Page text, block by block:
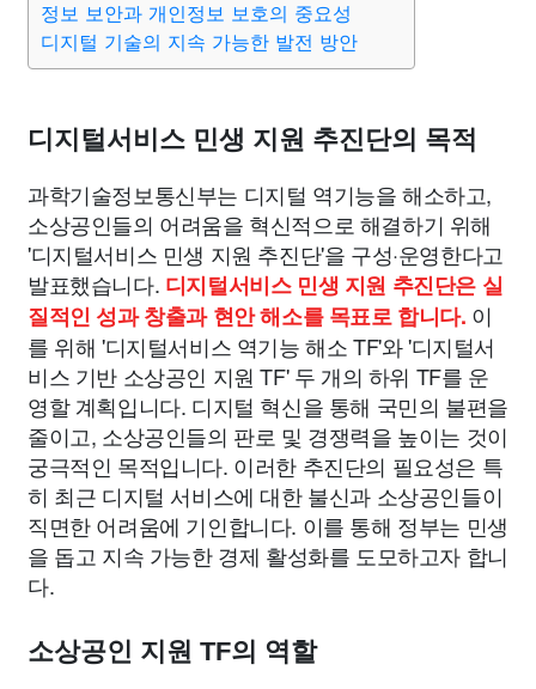
의료 의학 경제 마케팅 부동산
정보 보안과 개인정보 보호의 중요성
디지털 기술의 지속 가능한 발전 방안
디지털서비스 민생 지원 추진단의 목적
과학기술정보통신부는 디지털 역기능을 해소하고,
소상공인들의 어려움을 혁신적으로 해결하기 위해
'디지털서비스 민생 지원 추진단'을 구성·운영한다고
발표했습니다. 디지털서비스 민생 지원 추진단은 실
질적인 성과 창출과 현안 해소를 목표로 합니다. 이
를 위해 '디지털서비스 역기능 해소 TF'와 '디지털서
비스 기반 소상공인 지원 TF' 두 개의 하위 TF를 운
영할 계획입니다. 디지털 혁신을 통해 국민의 불편을
줄이고, 소상공인들의 판로 및 경쟁력을 높이는 것이
궁극적인 목적입니다. 이러한 추진단의 필요성은 특
히 최근 디지털 서비스에 대한 불신과 소상공인들이
직면한 어려움에 기인합니다. 이를 통해 정부는 민생
을 돕고 지속 가능한 경제 활성화를 도모하고자 합니
다.
소상공인 지원 TF의 역할